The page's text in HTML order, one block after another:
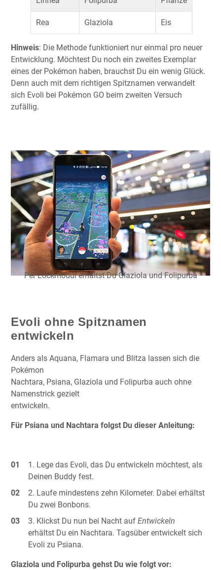
Rea Glaziola Eis
Hinweis: Die Methode funktioniert nur einmal pro neuer
Entwicklung. Möchtest Du noch ein zweites Exemplar
eines der Pokémon haben, brauchst Du ein wenig Glück.
Denn auch mit dem richtigen Spitznamen verwandelt
sich Evoli bei Pokémon GO beim zweiten Versuch
zufällig.
Per Lockmodul erhältst Du Glaziola und Folipurba
Evoli ohne Spitznamen
entwickeln
Anders als Aquana, Flamara und Blitza lassen sich die
Pokémon
Nachtara, Psiana, Glaziola und Folipurba auch ohne
Namenstrick gezielt
entwickeln.
Für Psiana und Nachtara folgst Du dieser Anleitung:
Lege das Evoli, das Du entwickeln möchtest, als
Deinen Buddy fest.
Laufe mindestens zehn Kilometer. Dabei erhältst
Du zwei Bonbons.
Klickst Du nun bei Nacht aufEntwickeln
erhältst Du ein Nachtara. Tagsüber entwickelt sich
Evoli zu Psiana.
Glaziola und Folipurba gehst Du wie folgt vor: